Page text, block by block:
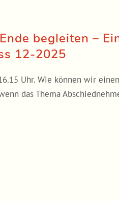
begleiten –
12-2025
Uhr. Wie können wir
das Thema